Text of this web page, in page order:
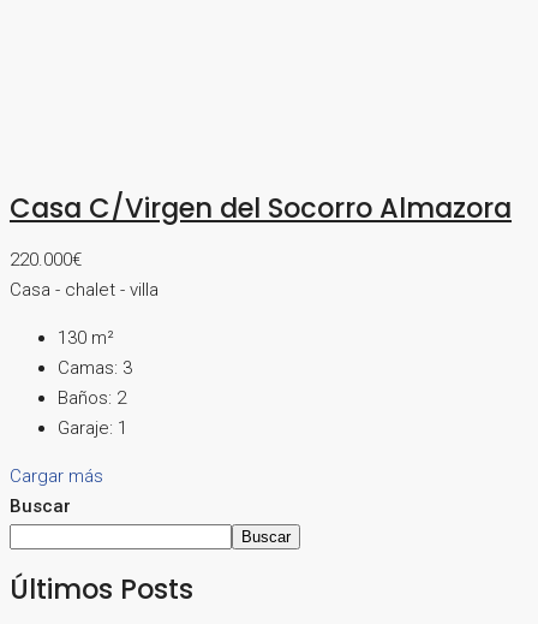
Casa C/Virgen del Socorro Almazora
220.000€
Casa - chalet - villa
130 m²
Camas: 3
Baños: 2
Garaje: 1
Cargar más
Buscar
Buscar
Últimos Posts